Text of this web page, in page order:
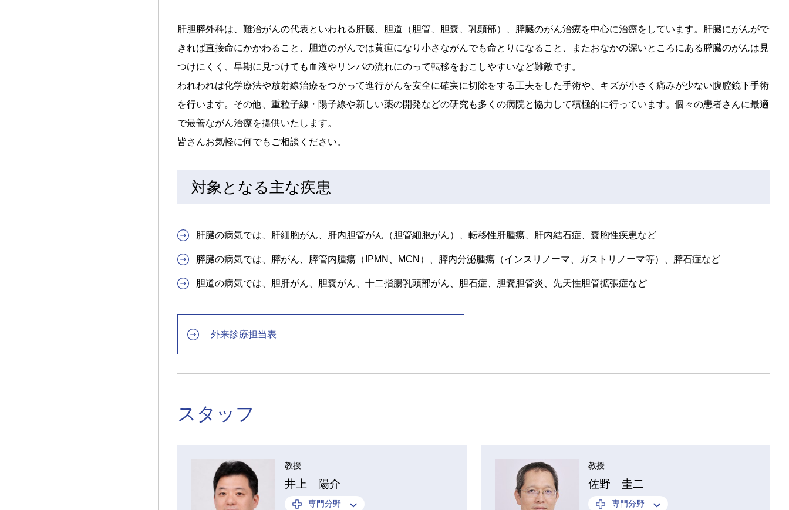
肝胆膵外科は、難治がんの代表といわれる肝臓、胆道（胆管、胆嚢、乳頭部）、膵臓のがん治療を中心に治療をしています。肝臓にがんがで
きれば直接命にかかわること、胆道のがんでは黄疸になり小さながんでも命とりになること、またおなかの深いところにある膵臓のがんは見
つけにくく、早期に見つけても血液やリンパの流れにのって転移をおこしやすいなど難敵です。
われわれは化学療法や放射線治療をつかって進行がんを安全に確実に切除をする工夫をした手術や、キズが小さく痛みが少ない腹腔鏡下手術
を行います。その他、重粒子線・陽子線や新しい薬の開発などの研究も多くの病院と協力して積極的に行っています。個々の患者さんに最適
で最善ながん治療を提供いたします。
皆さんお気軽に何でもご相談ください。
対象となる主な疾患
肝臓の病気では、肝細胞がん、肝内胆管がん（胆管細胞がん）、転移性肝腫瘍、肝内結石症、嚢胞性疾患など
膵臓の病気では、膵がん、膵管内腫瘍（IPMN、MCN）、膵内分泌腫瘍（インスリノーマ、ガストリノーマ等）、膵石症など
胆道の病気では、胆肝がん、胆嚢がん、十二指腸乳頭部がん、胆石症、胆嚢胆管炎、先天性胆管拡張症など
外来診療担当表
スタッフ
教授
井上 陽介
専門分野
教授
佐野 圭二
専門分野